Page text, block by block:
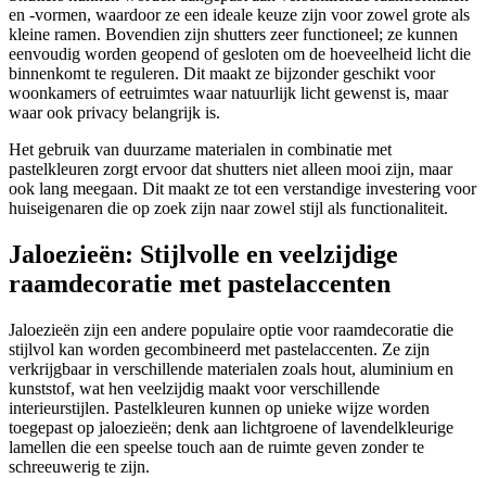
en -vormen, waardoor ze een ideale keuze zijn voor zowel grote als
kleine ramen. Bovendien zijn shutters zeer functioneel; ze kunnen
eenvoudig worden geopend of gesloten om de hoeveelheid licht die
binnenkomt te reguleren. Dit maakt ze bijzonder geschikt voor
woonkamers of eetruimtes waar natuurlijk licht gewenst is, maar
waar ook privacy belangrijk is.
Het gebruik van duurzame materialen in combinatie met
pastelkleuren zorgt ervoor dat shutters niet alleen mooi zijn, maar
ook lang meegaan. Dit maakt ze tot een verstandige investering voor
huiseigenaren die op zoek zijn naar zowel stijl als functionaliteit.
Jaloezieën: Stijlvolle en veelzijdige
raamdecoratie met pastelaccenten
Jaloezieën zijn een andere populaire optie voor raamdecoratie die
stijlvol kan worden gecombineerd met pastelaccenten. Ze zijn
verkrijgbaar in verschillende materialen zoals hout, aluminium en
kunststof, wat hen veelzijdig maakt voor verschillende
interieurstijlen. Pastelkleuren kunnen op unieke wijze worden
toegepast op jaloezieën; denk aan lichtgroene of lavendelkleurige
lamellen die een speelse touch aan de ruimte geven zonder te
schreeuwerig te zijn.